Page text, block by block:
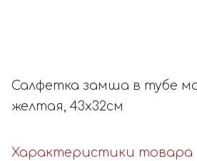
Салфетка замша в тубе
желтая, 43х32см
Характеристики товара